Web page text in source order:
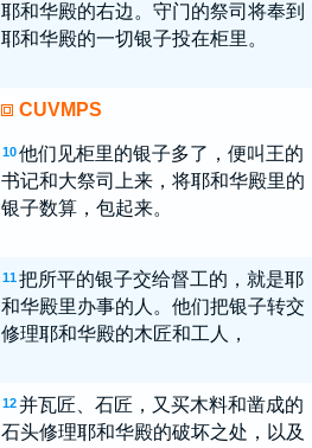
耶和华殿的右边。守门的祭司将奉到
耶和华殿的一切银子投在柜里。
CUVMPS
10 他们见柜里的银子多了，便叫王的
书记和大祭司上来，将耶和华殿里的
银子数算，包起来。
11 把所平的银子交给督工的，就是耶
和华殿里办事的人。他们把银子转交
修理耶和华殿的木匠和工人，
12 并瓦匠、石匠，又买木料和凿成的
石头修理耶和华殿的破坏之处，以及